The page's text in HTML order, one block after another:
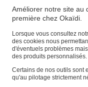
Magasin
Vos informations
Suivre une
Panier
Améliorer notre site au
première chez Okaïdi.
Lorsque vous consultez
des cookies nous
d'éventuels problèmes
des produits personnalisés.
Certains de nos outils sont
qu'au pilotage strictement